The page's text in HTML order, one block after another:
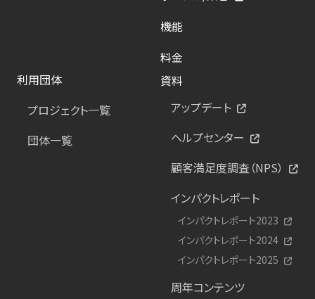
機能
料金
利用団体
プロジェクト一覧
団体一覧
資料
アップデート
ヘルプセンター
顧客満足度調査（NPS）
インパクトレポート
インパクトレポート2023
インパクトレポート2024
インパクトレポート2025
周年コンテンツ